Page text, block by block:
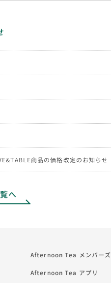
商品の価格改定のお知らせ
へ
Afternoon Tea メンバーズ
Afternoon Tea アプリ